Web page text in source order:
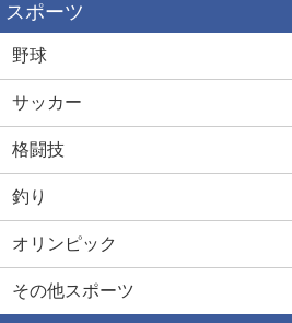
スポーツ
野球
サッカー
格闘技
釣り
オリンピック
その他スポーツ